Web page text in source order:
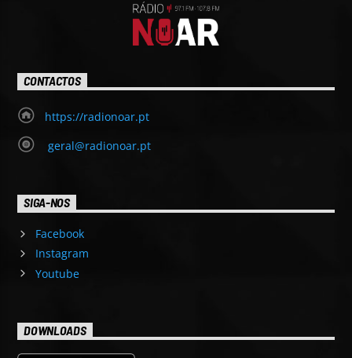
CONTACTOS
https://radionoar.pt
geral@radionoar.pt
SIGA-NOS
Facebook
Instagram
Youtube
DOWNLOADS